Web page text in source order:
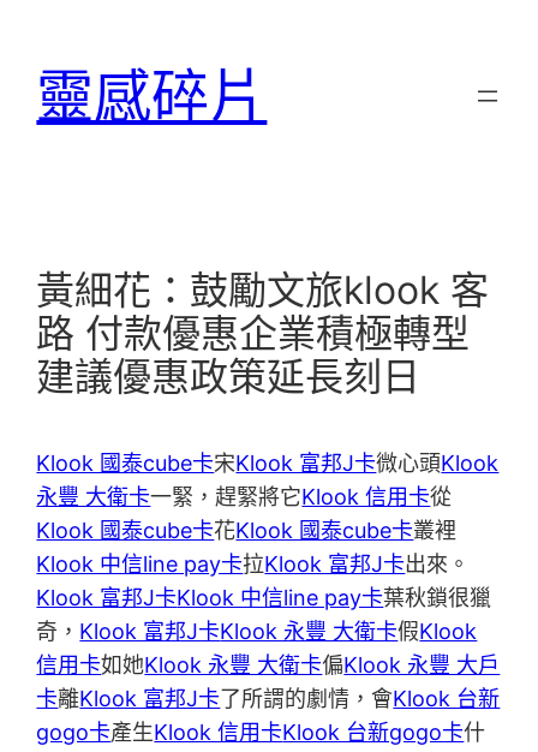
靈感碎片
黃細花：鼓勵文旅klook 客
路 付款優惠企業積極轉型
建議優惠政策延長刻日
Klook 國泰cube卡宋Klook 富邦J卡微心頭Klook
永豐 大衛卡一緊，趕緊將它Klook 信用卡從
Klook 國泰cube卡花Klook 國泰cube卡叢裡
Klook 中信line pay卡拉Klook 富邦J卡出來。
Klook 富邦J卡Klook 中信line pay卡葉秋鎖很獵
奇， Klook 富邦J卡Klook 永豐 大衛卡假Klook
信用卡如她Klook 永豐 大衛卡偏Klook 永豐 大戶
卡離Klook 富邦J卡了所謂的劇情，會Klook 台新
gogo卡產生Klook 信用卡Klook 台新gogo卡什